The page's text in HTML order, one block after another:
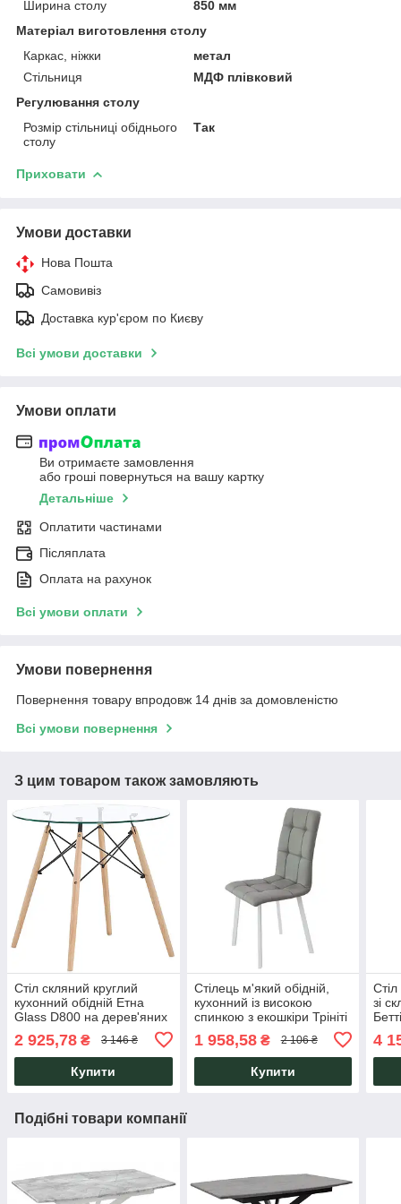
Ширина столу
850 мм
Матеріал виготовлення столу
Каркас, ніжки
метал
Стільниця
МДФ плівковий
Регулювання столу
Розмір стільниці обіднього
столу
Так
Приховати
Умови доставки
Нова Пошта
Самовивіз
Доставка кур'єром по Києву
Всі умови доставки
Умови оплати
Ви отримаєте замовлення
або гроші повернуться на вашу картку
Детальніше
Оплатити частинами
Післяплата
Оплата на рахунок
Всі умови оплати
Умови повернення
Повернення товару впродовж 14 днів за домовленістю
Всі умови повернення
З цим товаром також замовляють
Стіл скляний круглий
кухонний обідній Етна
Glass D800 на дерев'яних
Мікс Меблі
2 925,78 ₴ 3 146 ₴
Купити
Стілець м'який обідній,
кухонний із високою
спинкою з екошкіри Трініті
кафе Мікс Меблі
1 958,58₴ 2 106 ₴
Купити
зі
4
Подібні товари компанії